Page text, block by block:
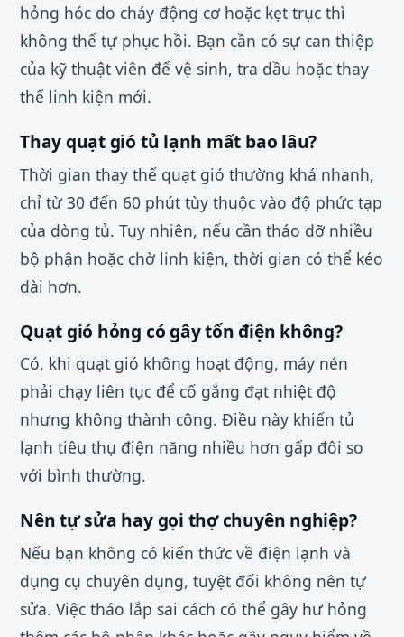
hỏng hóc do cháy động cơ hoặc kẹt trục thì
không thể tự phục hồi. Bạn cần có sự can thiệp
của kỹ thuật viên để vệ sinh, tra dầu hoặc thay
thế linh kiện mới.
Thay quạt gió tủ lạnh mất bao lâu?
Thời gian thay thế quạt gió thường khá nhanh,
chỉ từ 30 đến 60 phút tùy thuộc vào độ phức tạp
của dòng tủ. Tuy nhiên, nếu cần tháo dỡ nhiều
bộ phận hoặc chờ linh kiện, thời gian có thể kéo
dài hơn.
Quạt gió hỏng có gây tốn điện không?
Có, khi quạt gió không hoạt động, máy nén
phải chạy liên tục để cố gắng đạt nhiệt độ
nhưng không thành công. Điều này khiến tủ
lạnh tiêu thụ điện năng nhiều hơn gấp đôi so
với bình thường.
Nên tự sửa hay gọi thợ chuyên nghiệp?
Nếu bạn không có kiến thức về điện lạnh và
dụng cụ chuyên dụng, tuyệt đối không nên tự
sửa. Việc tháo lắp sai cách có thể gây hư hỏng